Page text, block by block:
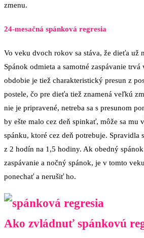
zmenu.
24-mesačná spánková regresia
Vo veku dvoch rokov sa stáva, že dieťa už
Spánok odmieta a samotné zaspávanie
obdobie je tiež charakteristický presun z
postele, čo pre dieťa tiež znamená veľkú
nie je pripravené, netreba sa s presunom
by ešte malo cez deň spinkať, môže sa mu
spánku, ktoré cez deň potrebuje. Spravidla
z 2 hodín na 1,5 hodiny. Ak obedný spánok
zaspávanie a nočný spánok, je v tomto
ponechať a nerušiť ho.
Ako zvládnuť spánkovú